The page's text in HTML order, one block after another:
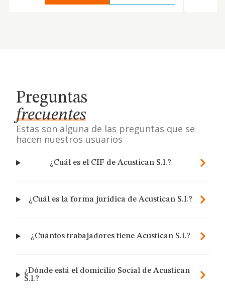
Preguntas
frecuentes
Estas son alguna de las preguntas que se
hacen nuestros usuarios
¿Cuál es el CIF de Acustican S.l.?
¿Cuál es la forma jurídica de Acustican S.l.?
¿Cuántos trabajadores tiene Acustican S.l.?
¿Dónde está el domicilio Social de Acustican
S.l.?